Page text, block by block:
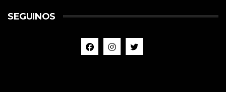
SEGUINOS